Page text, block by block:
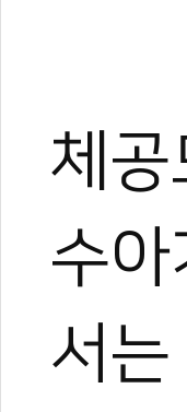
체
수
서